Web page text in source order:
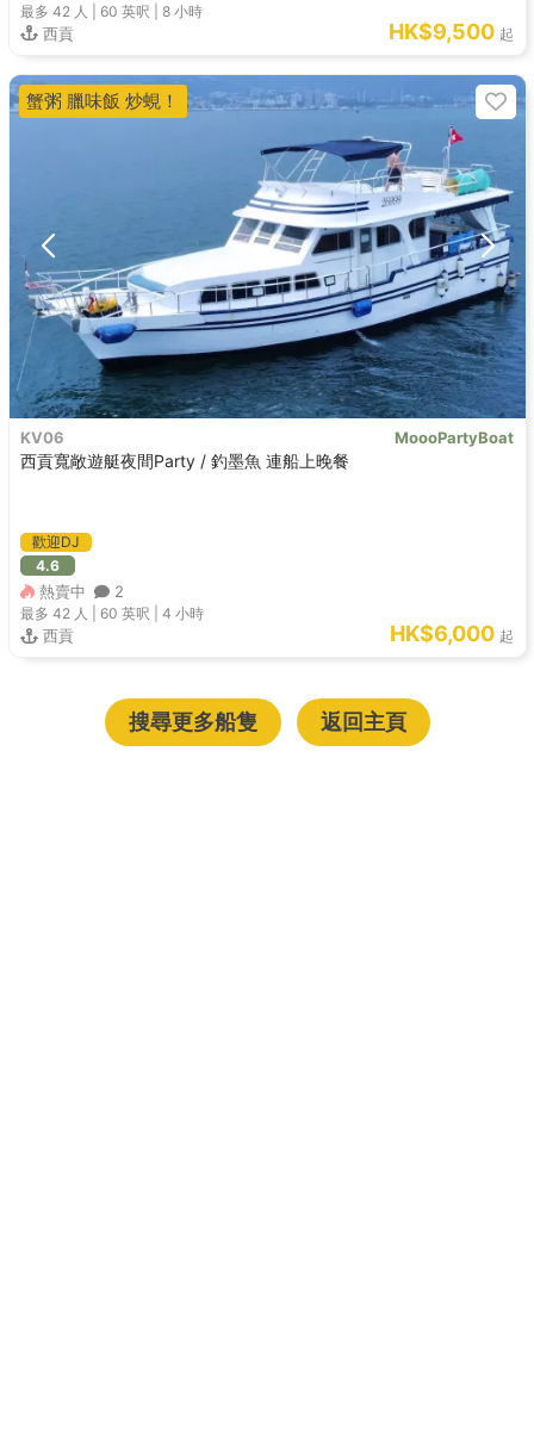
最多 42 人 | 60 英呎 |8 小時
西貢 HK$9,500 起
KV06 MoooPartyBoat
西貢寬敞遊艇夜間Party / 釣墨魚 連船上晚餐
歡迎DJ
4.6
熱賣中 2
最多 42 人 | 60 英呎 |4 小時
西貢 HK$6,000 起
蟹粥 臘味飯 炒蜆！
搜尋更多船隻 返回主頁